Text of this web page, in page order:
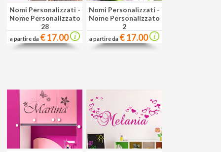
Nomi Personalizzati -
Nome Personalizzato
28
a partire da € 17.00
Nomi Personalizzati -
Nome Personalizzato
2
a partire da € 17.00